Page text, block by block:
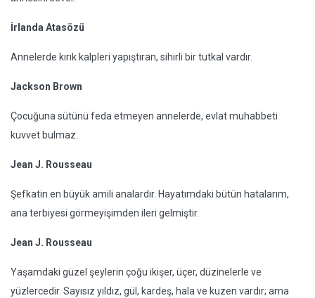
İrlanda Atasözü
Annelerde kırık kalpleri yapıştıran, sihirli bir tutkal vardır.
Jackson Brown
Çocuğuna sütünü feda etmeyen annelerde, evlat muhabbeti
kuvvet bulmaz.
Jean J. Rousseau
Şefkatin en büyük amili analardır. Hayatımdaki bütün hatalarım,
ana terbiyesi görmeyişimden ileri gelmiştir.
Jean J. Rousseau
Yaşamdaki güzel şeylerin çoğu ikişer, üçer, düzinelerle ve
yüzlercedir. Sayısız yıldız, gül, kardeş, hala ve kuzen vardır; ama